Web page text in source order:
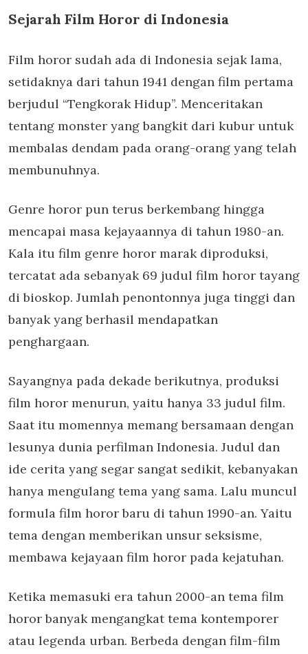
Sejarah Film Horor di Indonesia
Film horor sudah ada di Indonesia sejak lama,
setidaknya dari tahun 1941 dengan film pertama
berjudul “Tengkorak Hidup”. Menceritakan
tentang monster yang bangkit dari kubur untuk
membalas dendam pada orang-orang yang telah
membunuhnya.
Genre horor pun terus berkembang hingga
mencapai masa kejayaannya di tahun 1980-an.
Kala itu film genre horor marak diproduksi,
tercatat ada sebanyak 69 judul film horor tayang
di bioskop. Jumlah penontonnya juga tinggi dan
banyak yang berhasil mendapatkan
penghargaan.
Sayangnya pada dekade berikutnya, produksi
film horor menurun, yaitu hanya 33 judul film.
Saat itu momennya memang bersamaan dengan
lesunya dunia perfilman Indonesia. Judul dan
ide cerita yang segar sangat sedikit, kebanyakan
hanya mengulang tema yang sama. Lalu muncul
formula film horor baru di tahun 1990-an. Yaitu
tema dengan memberikan unsur seksisme,
membawa kejayaan film horor pada kejatuhan.
Ketika memasuki era tahun 2000-an tema film
horor banyak mengangkat tema kontemporer
atau legenda urban. Berbeda dengan film-film